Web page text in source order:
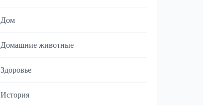
Дом
Домашние животные
Здоровье
История